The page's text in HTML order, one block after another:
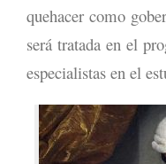
quehacer como
será tratada en el
especialistas en el